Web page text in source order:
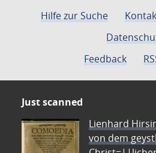
Hilfe zur Suche
Feedback
Just scanned
Lienhard
von dem